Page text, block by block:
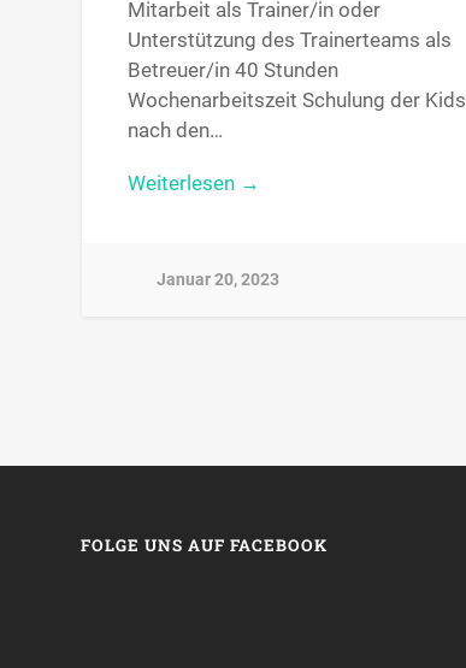
Mitarbeit als Trainer/in oder
Unterstützung des Trainerteams als
Betreuer/in 40 Stunden
Wochenarbeitszeit Schulung der Kids
nach den…
Weiterlesen →
Januar 20, 2023
FOLGE UNS AUF FACEBOOK